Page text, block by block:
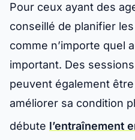
Pour ceux ayant des
conseillé de planifier
comme n’importe quel
important. Des
peuvent également
améliorer sa condition
débute l’entraînement